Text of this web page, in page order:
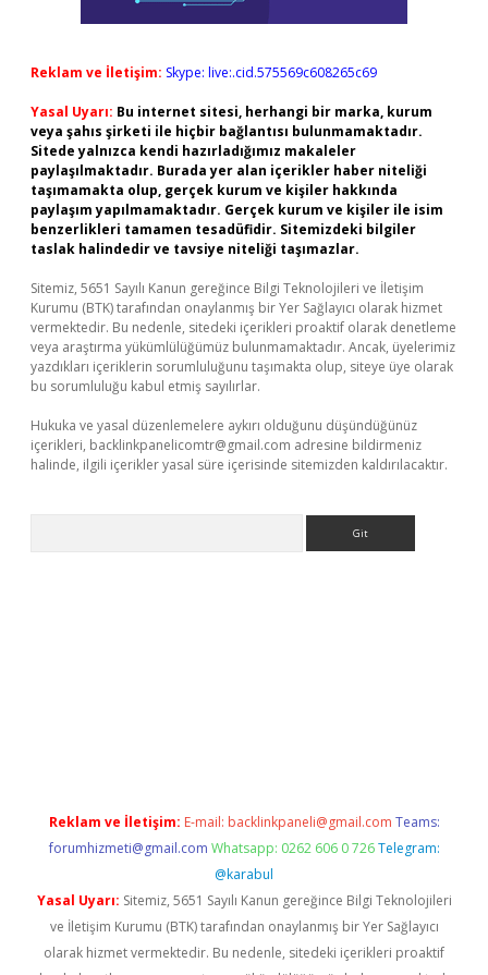
Reklam ve İletişim: Skype: live:.cid.575569c608265c69
Yasal Uyarı: Bu internet sitesi, herhangi bir marka, kurum
veya şahıs şirketi ile hiçbir bağlantısı bulunmamaktadır.
Sitede yalnızca kendi hazırladığımız makaleler
paylaşılmaktadır. Burada yer alan içerikler haber niteliği
taşımamakta olup, gerçek kurum ve kişiler hakkında
paylaşım yapılmamaktadır. Gerçek kurum ve kişiler ile isim
benzerlikleri tamamen tesadüfidir. Sitemizdeki bilgiler
taslak halindedir ve tavsiye niteliği taşımazlar.
Sitemiz, 5651 Sayılı Kanun gereğince Bilgi Teknolojileri ve İletişim
Kurumu (BTK) tarafından onaylanmış bir Yer Sağlayıcı olarak hizmet
vermektedir. Bu nedenle, sitedeki içerikleri proaktif olarak denetleme
veya araştırma yükümlülüğümüz bulunmamaktadır. Ancak, üyelerimiz
yazdıkları içeriklerin sorumluluğunu taşımakta olup, siteye üye olarak
bu sorumluluğu kabul etmiş sayılırlar.
Hukuka ve yasal düzenlemelere aykırı olduğunu düşündüğünüz
içerikleri, backlinkpanelicomtr@gmail.com adresine bildirmeniz
halinde, ilgili içerikler yasal süre içerisinde sitemizden kaldırılacaktır.
Reklam ve İletişim: E-mail: backlinkpaneli@gmail.com Teams:
forumhizmeti@gmail.com Whatsapp: 0262 606 0 726 Telegram:
@karabul
Yasal Uyarı: Sitemiz, 5651 Sayılı Kanun gereğince Bilgi Teknolojileri
ve İletişim Kurumu (BTK) tarafından onaylanmış bir Yer Sağlayıcı
olarak hizmet vermektedir. Bu nedenle, sitedeki içerikleri proaktif